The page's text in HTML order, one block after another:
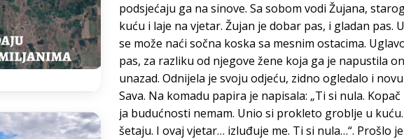
podsjećaju ga na sinove. Sa sobom vodi Žujana,
kuću i laje na vjetar. Žujan je dobar pas, i gladan pas.
se može naći sočna koska sa mesnim ostacima.
pas, za razliku od njegove žene koja ga je napustila
unazad. Odnijela je svoju odjeću, zidno ogledalo i
Sava. Na komadu papira je napisala: „Ti si nula.
ja budućnosti nemam. Unio si prokleto groblje u
šetaju. I ovaj vjetar… izluđuje me. Ti si nula…“. Prošlo